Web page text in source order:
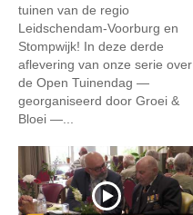
tuinen van de regio
Leidschendam-Voorburg en
Stompwijk! In deze derde
aflevering van onze serie over
de Open Tuinendag —
georganiseerd door Groei &
Bloei —...